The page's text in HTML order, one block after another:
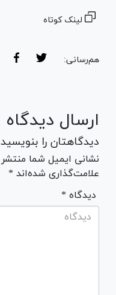
لینک کوتاه
هم‌رسانی:
ارسال دیدگاه
دیدگاهتان را بنویسید
نشانی ایمیل شما
علامت‌گذاری شده‌اند *
* دیدگاه